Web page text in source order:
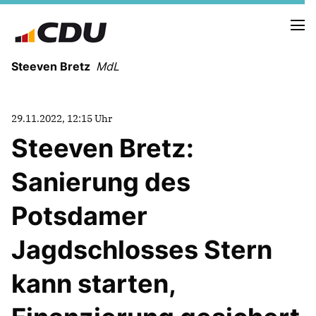
Steeven Bretz MdL
VITA
WAHLKREISBESUCHE
PRESSEFOTOS
MEIN BÜRGERBÜRO
MEIN WAHLKREIS
ZIELE
29.11.2022, 12:15 Uhr
Steeven Bretz:
Sanierung des
Potsdamer
Jagdschlosses Stern
kann starten,